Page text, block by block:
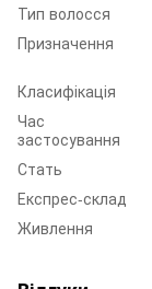
Тип волосся
Призначення
Класифікація
Час
застосування
Стать
Експрес-склад
Живлення